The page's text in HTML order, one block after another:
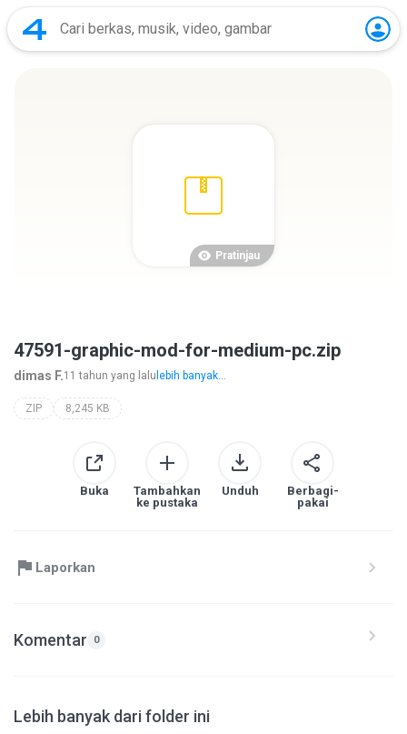
Pratinjau
47591-graphic-mod-for-medium-pc.zip
dimas F.11 tahun yang lalu lebih banyak...
ZIP 8,245 KB
Buka
Tambahkan
ke pustaka
Unduh
Berbagi-
pakai
Laporkan
Komentar 0
Lebih banyak dari folder ini